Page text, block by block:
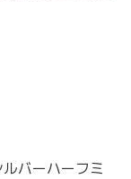
バーハーフミ